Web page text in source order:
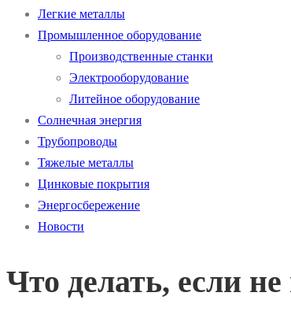
Легкие металлы
Промышленное оборудование
Производственные станки
Электрооборудование
Литейное оборудование
Солнечная энергия
Трубопроводы
Тяжелые металлы
Цинковые покрытия
Энергосбережение
Новости
Что делать, если